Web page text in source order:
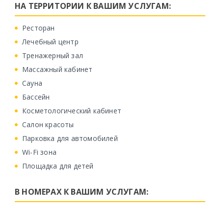
НА ТЕРРИТОРИИ К ВАШИМ УСЛУГАМ:
Ресторан
Лечебный центр
Тренажерный зал
Массажный кабинет
Сауна
Бассейн
Косметологический кабинет
Салон красоты
Парковка для автомобилей
Wi-Fi зона
Площадка для детей
В НОМЕРАХ К ВАШИМ УСЛУГАМ: